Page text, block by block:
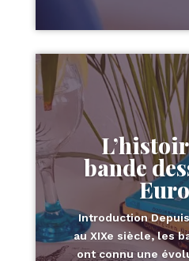
bande
Introduction
au XIXe siècle, les
ont connu une